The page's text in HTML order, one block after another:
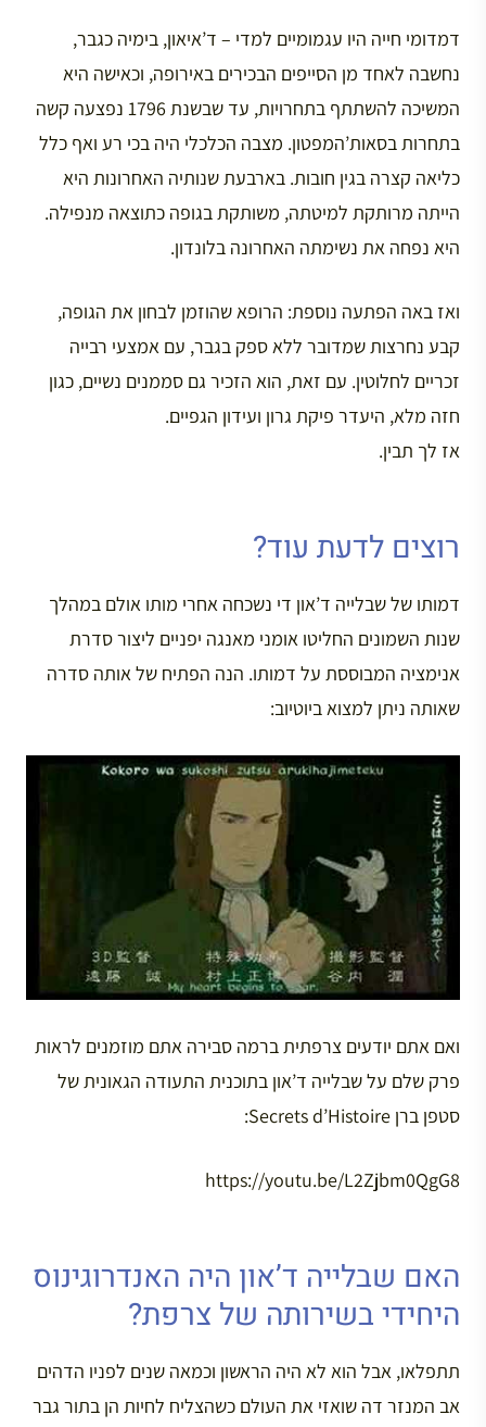
דמדומי חייה היו עגמומיים למדי – ד’איאון, בימיה כגבר,
נחשבה לאחד מן הסייפים הבכירים באירופה, וכאישה היא
המשיכה להשתתף בתחרויות, עד שבשנת 1796 נפצעה קשה
בתחרות בסאות’המפטון. מצבה הכלכלי היה בכי רע ואף כלל
כליאה קצרה בגין חובות. בארבעת שנותיה האחרונות היא
הייתה מרותקת למיטתה, משותקת בגופה כתוצאה מנפילה.
היא נפחה את נשימתה האחרונה בלונדון.
ואז באה הפתעה נוספת: הרופא שהוזמן לבחון את הגופה,
קבע נחרצות שמדובר ללא ספק בגבר, עם אמצעי רבייה
זכריים לחלוטין. עם זאת, הוא הזכיר גם סממנים נשיים, כגון
חזה מלא, היעדר פיקת גרון ועידון הגפיים.
אז לך תבין.
רוצים לדעת עוד?
דמותו של שבלייה ד’און די נשכחה אחרי מותו אולם במהלך
שנות השמונים החליטו אומני מאנגה יפניים ליצור סדרת
אנימציה המבוססת על דמותו. הנה הפתיח של אותה סדרה
שאותה ניתן למצוא ביוטיוב:
ואם אתם יודעים צרפתית ברמה סבירה אתם מוזמנים לראות
פרק שלם על שבלייה ד’און בתוכנית התעודה הגאונית של
סטפן ברן Secrets d’Histoire:
https://youtu.be/L2Zjbm0QgG8
האם שבלייה ד’און היה האנדרוגינוס
היחידי בשירותה של צרפת?
תתפלאו, אבל הוא לא היה הראשון וכמאה שנים לפניו הדהים
אב המנזר דה שואזי את העולם כשהצליח לחיות הן בתור גבר